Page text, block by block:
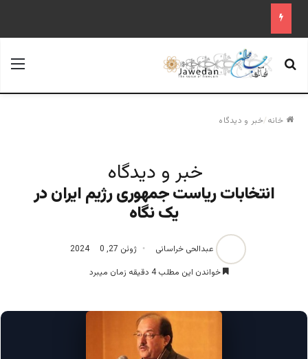
جستجو برای
خانه/خبر و دیدگاه
خبر و دیدگاه
انتخابات ریاست‌‌ جمهوری رژیم ایران در
یک نگاه
عبدالحی خراسانی ژوئن 27, 2024
0
خواندن این مطلب 4 دقیقه زمان میبرد